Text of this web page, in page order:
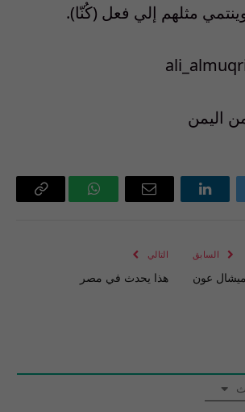
مثلهم إلي فعل (كُنّا).
اليمن
لينكدإن
البريد
واتساب Copy
السابق
عون
التالي
هذا يحدث في مصر